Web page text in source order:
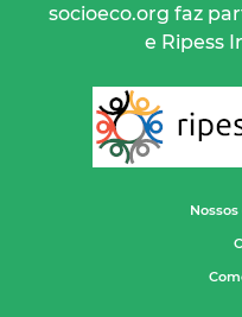
socioeco.org faz
e Ripess